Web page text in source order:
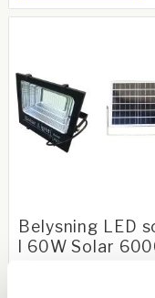
Belysning LED
l 60W Solar